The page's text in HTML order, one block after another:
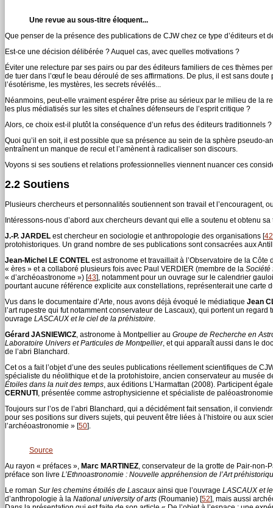
Une revue au sous-titre éloquent...
Que penser de la présence des publications de CJW chez ce type d’éditeurs
Est-ce une décision délibérée ? Auquel cas, avec quelles motivations ?
Éviter une relecture par ses pairs ou par des éditeurs familiers de ces thèmes
de tuer dans l’œuf le beau déroulé de ses affirmations. De plus, il est sans
l’ésotérisme, les mystères, les secrets révélés...
Néanmoins, peut-elle vraiment espérer être prise au sérieux par le milieu de la
les plus médiatisés sur les sites et chaînes défenseurs de l’esprit critique ?
Alors, ce choix est-il plutôt la conséquence d’un refus des éditeurs traditionnels
Quoi qu’il en soit, il est possible que sa présence au sein de la sphère
entraînent un manque de recul et l’amènent à radicaliser son discours.
Voyons si ses soutiens et relations professionnelles viennent nuancer ces
2.2 Soutiens
Plusieurs chercheurs et personnalités soutiennent son travail et l’encouragent,
Intéressons-nous d’abord aux chercheurs devant qui elle a soutenu et obtenu
J.-P. JARDEL est chercheur en sociologie et anthropologie des organisations [42
protohistoriques. Un grand nombre de ses publications sont consacrées aux
Jean-Michel LE CONTEL est astronome et travaillait à l’Observatoire de la
« ères » et a collaboré plusieurs fois avec Paul VERDIER (membre de la Société
« d’archéoastronome ») [43], notamment pour un ouvrage sur le calendrier
pourtant aucune référence explicite aux constellations, représenterait une carte
Vus dans le documentaire d’Arte, nous avons déjà évoqué le médiatique Jean
l’art rupestre qui fut notamment conservateur de Lascaux), qui portent un
ouvrage LASCAUX et le ciel de la préhistoire.
Gérard JASNIEWICZ, astronome à Montpellier au Groupe de Recherche en
Laboratoire Univers et Particules de Montpellier, et qui apparaît aussi dans le
de l’abri Blanchard.
Cet os a fait l’objet d’une des seules publications réellement scientifiques de
spécialiste du néolithique et de la protohistoire, ancien conservateur au musée
Étoiles dans la nuit des temps, aux éditions L’Harmattan (2008). Participent
CERNUTI , présentée comme astrophysicienne et spécialiste de
Toujours sur l’os de l’abri Blanchard, qui a décidément fait sensation, il
pour ses positions sur divers sujets, qui peuvent être liées à l’histoire ou aux
l’archéoastronomie » [50].
Source
Au rayon « préfaces », Marc MARTINEZ, conservateur de la grotte de Pair-non-
préface son livre L’Ethnoastronomie : Nouvelle appréhension de l’Art
Le roman Sur les chemins étoilés de Lascaux ainsi que l’ouvrage LASCAUX et
d’anthropologie à la National university of arts (Roumanie) [52], mais aussi